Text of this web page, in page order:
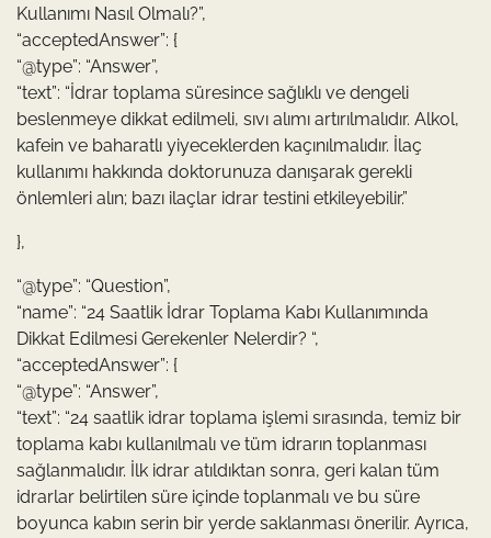
Kullanımı Nasıl Olmalı?”,
“acceptedAnswer”: {
“@type”: “Answer”,
“text”: “İdrar toplama süresince sağlıklı ve dengeli
beslenmeye dikkat edilmeli, sıvı alımı artırılmalıdır. Alkol,
kafein ve baharatlı yiyeceklerden kaçınılmalıdır. İlaç
kullanımı hakkında doktorunuza danışarak gerekli
önlemleri alın; bazı ilaçlar idrar testini etkileyebilir.”
},
“@type”: “Question”,
“name”: “24 Saatlik İdrar Toplama Kabı Kullanımında
Dikkat Edilmesi Gerekenler Nelerdir? “,
“acceptedAnswer”: {
“@type”: “Answer”,
“text”: “24 saatlik idrar toplama işlemi sırasında, temiz bir
toplama kabı kullanılmalı ve tüm idrarın toplanması
sağlanmalıdır. İlk idrar atıldıktan sonra, geri kalan tüm
idrarlar belirtilen süre içinde toplanmalı ve bu süre
boyunca kabın serin bir yerde saklanması önerilir. Ayrıca,